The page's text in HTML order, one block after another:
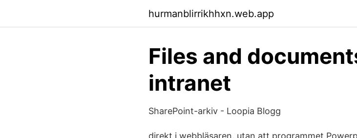
hurmanblirrikhhxn.web.app
Files and
intranet
SharePoint-arkiv - Loopia Blogg
direkt i webbläsaren, utan att programmet